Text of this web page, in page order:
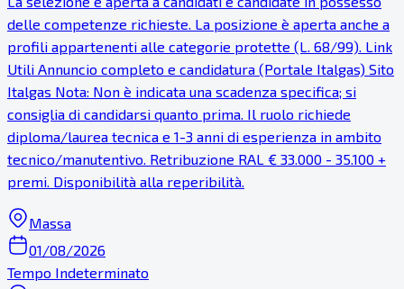
delle competenze richieste. La posizione è aperta anche a
profili appartenenti alle categorie protette (L. 68/99). Link
Utili Annuncio completo e candidatura (Portale Italgas) Sito
Italgas Nota: Non è indicata una scadenza specifica; si
consiglia di candidarsi quanto prima. Il ruolo richiede
diploma/laurea tecnica e 1-3 anni di esperienza in ambito
tecnico/manutentivo. Retribuzione RAL € 33.000 - 35.100 +
premi. Disponibilità alla reperibilità.
Massa
01/08/2026
Tempo Indeterminato